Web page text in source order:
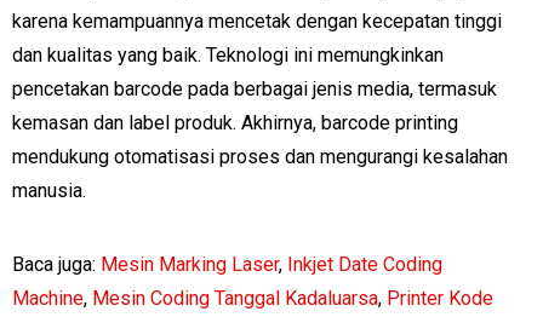
karena kemampuannya mencetak dengan kecepatan tinggi
dan kualitas yang baik. Teknologi ini memungkinkan
pencetakan barcode pada berbagai jenis media, termasuk
kemasan dan label produk. Akhirnya, barcode printing
mendukung otomatisasi proses dan mengurangi kesalahan
manusia.
Baca juga: Mesin Marking Laser, Inkjet Date Coding
Machine, Mesin Coding Tanggal Kadaluarsa, Printer Kode